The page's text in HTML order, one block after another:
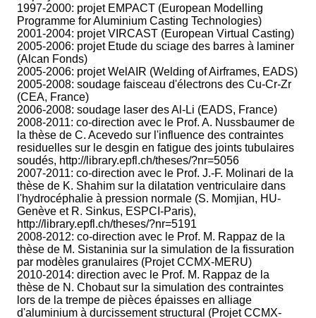
1997-2000: projet EMPACT (European Modelling
Programme for Aluminium Casting Technologies)
2001-2004: projet VIRCAST (European Virtual Casting)
2005-2006: projet Etude du sciage des barres à laminer
(Alcan Fonds)
2005-2006: projet WelAIR (Welding of Airframes, EADS)
2005-2008: soudage faisceau d'électrons des Cu-Cr-Zr
(CEA, France)
2006-2008: soudage laser des Al-Li (EADS, France)
2008-2011: co-direction avec le Prof. A. Nussbaumer de
la thèse de C. Acevedo sur l'influence des contraintes
residuelles sur le desgin en fatigue des joints tubulaires
soudés, http://library.epfl.ch/theses/?nr=5056
2007-2011: co-direction avec le Prof. J.-F. Molinari de la
thèse de K. Shahim sur la dilatation ventriculaire dans
l'hydrocéphalie à pression normale (S. Momjian, HU-
Genève et R. Sinkus, ESPCI-Paris),
http://library.epfl.ch/theses/?nr=5191
2008-2012: co-direction avec le Prof. M. Rappaz de la
thèse de M. Sistaninia sur la simulation de la fissuration
par modèles granulaires (Projet CCMX-MERU)
2010-2014: direction avec le Prof. M. Rappaz de la
thèse de N. Chobaut sur la simulation des contraintes
lors de la trempe de pièces épaisses en alliage
d'aluminium à durcissement structural (Projet CCMX-